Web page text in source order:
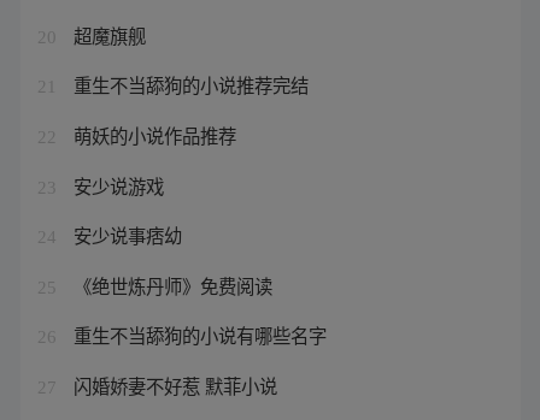
20 超魔旗舰
21 重生不当舔狗的小说推荐完结
22 萌妖的小说作品推荐
23 安少说游戏
24 安少说事痞幼
25 《绝世炼丹师》免费阅读
26 重生不当舔狗的小说有哪些名字
27 闪婚娇妻不好惹 默菲小说